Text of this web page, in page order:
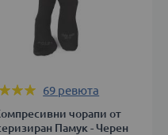
69 ревюта
чорапи от
Памук - Черен